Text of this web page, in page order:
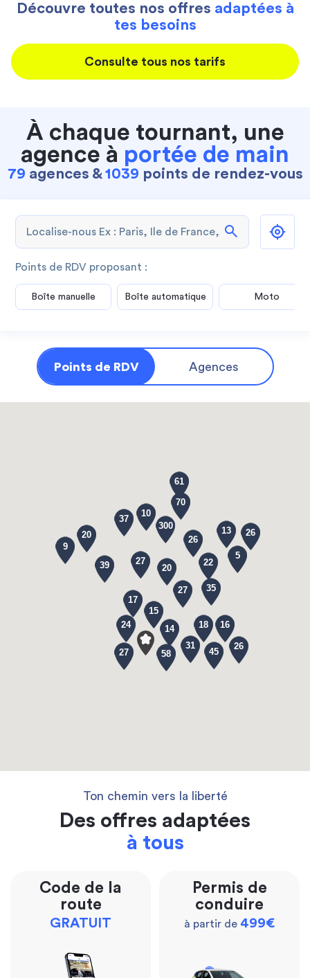
Découvre toutes nos offres adaptées à
tes besoins
Consulte tous nos tarifs
À chaque tournant, une
agence à portée de main
79 agences &1039 points de rendez-vous
search
Points de RDV proposant :
Boîte manuelle Boîte automatique Moto
Points de RDV Agences
35
70
27
16
26
26
58
14
45
37
17
20
15
22
300
20
18
9
24
31
27
39
13
61
27
26
10
5
Ton chemin vers la liberté
Des offres adaptées
à tous
Code de la
route
GRATUIT
Permis de
conduire
à partir de 499€